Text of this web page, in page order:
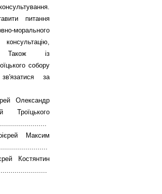
питання
морального
Також із
собору
за
Олександр
Троїцького
Максим
Костянтин